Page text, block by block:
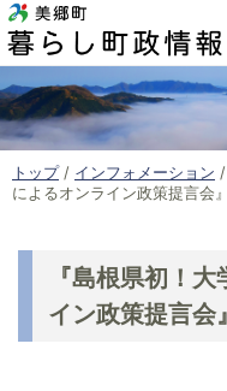
このページの本文へ
現
在
置
トップ/ インフォメーション /
によるオンライン政策提言会
『島根県初！
イン政策提言会